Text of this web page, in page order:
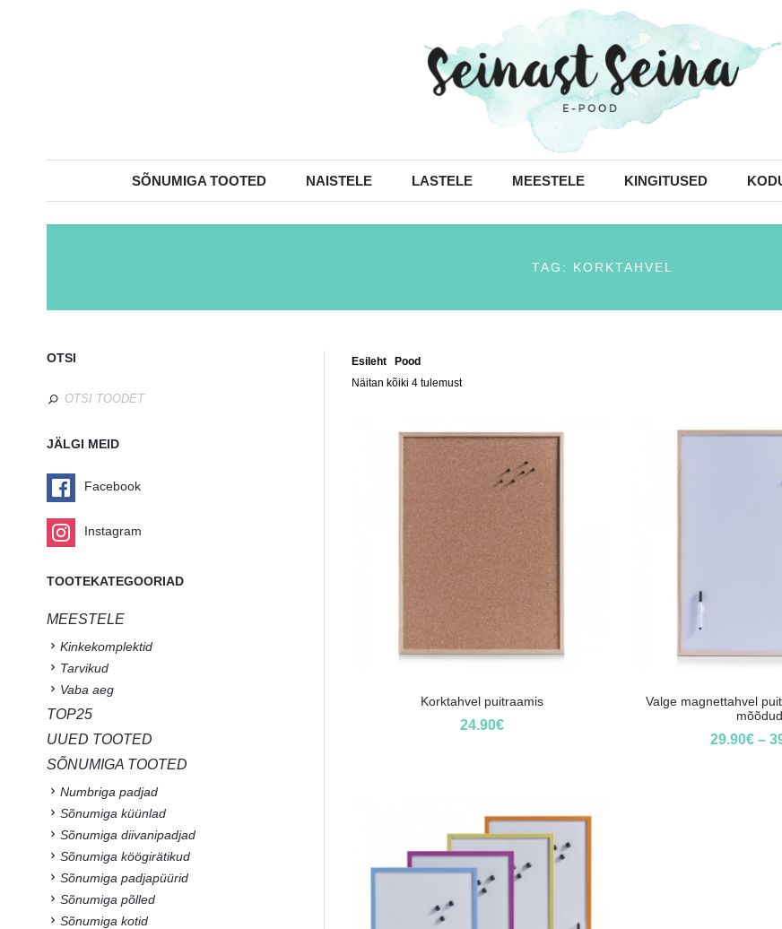
SÕNUMIGA TOOTED NAISTELE LASTELE MEESTELE KINGITUSED
TAG: KORKTAHVEL
Esileht /Pood
Näitan kõiki 4 tulemust
Korktahvel puitraamis
24.90€
Valge magnettahvel
29.90€–
OTSI
JÄLGI MEID
Facebook
Instagram
TOOTEKATEGOORIAD
MEESTELE
Kinkekomplektid
Tarvikud
Vaba aeg
TOP25
UUED TOOTED
SÕNUMIGA TOOTED
Numbriga padjad
Sõnumiga küünlad
Sõnumiga diivanipadjad
Sõnumiga köögirätikud
Sõnumiga padjapüürid
Sõnumiga põlled
Sõnumiga kotid